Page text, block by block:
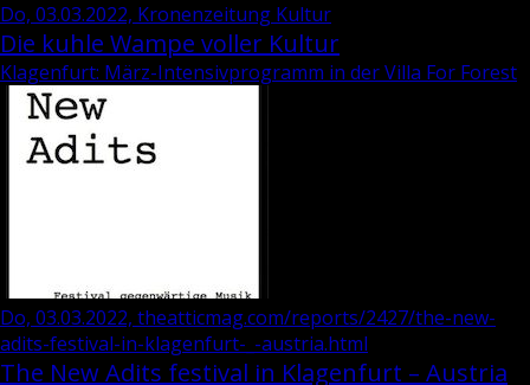
Do, 03.03.2022, Kronenzeitung Kultur
Die kuhle Wampe voller Kultur
Klagenfurt: März-Intensivprogramm in der Villa For Forest
Do, 03.03.2022, theatticmag.com/reports/2427/the-new-
adits-festival-in-klagenfurt-_-austria.html
The New Adits festival in Klagenfurt – Austria